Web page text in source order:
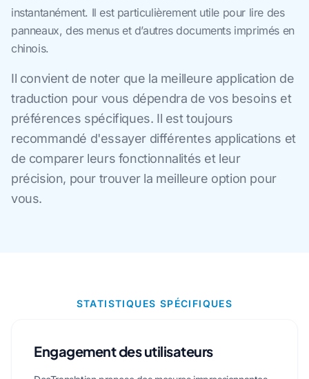
instantanément. Il est particulièrement utile pour lire des
panneaux, des menus et d’autres documents imprimés en
chinois.
Il convient de noter que la meilleure application de
traduction pour vous dépendra de vos besoins et
préférences spécifiques. Il est toujours
recommandé d'essayer différentes applications et
de comparer leurs fonctionnalités et leur
précision, pour trouver la meilleure option pour
vous.
STATISTIQUES SPÉCIFIQUES
Engagement des utilisateurs